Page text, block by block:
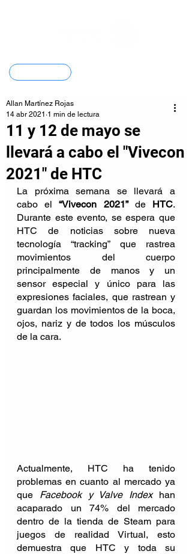
11 y 12 de mayo se
llevará a cabo el "Vivecon
2021" de HTC
Allan Martínez Rojas
14 abr 2021 1 min de lectura
La próxima semana se llevará a
cabo el “Vivecon 2021” de HTC.
Durante este evento, se espera que
HTC de noticias sobre nueva
tecnología “tracking” que rastrea
movimientos del cuerpo
principalmente de manos y un
sensor especial y único para las
expresiones faciales, que rastrean y
guardan los movimientos de la boca,
ojos, nariz y de todos los músculos
de la cara.
Actualmente, HTC ha tenido
problemas en cuanto al mercado ya
que Facebook y Valve Index han
acaparado un 74% del mercado
dentro de la tienda de Steam para
juegos de realidad Virtual, esto
demuestra que HTC y toda su